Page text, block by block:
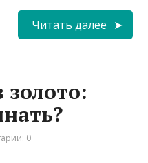
Читать далее
0